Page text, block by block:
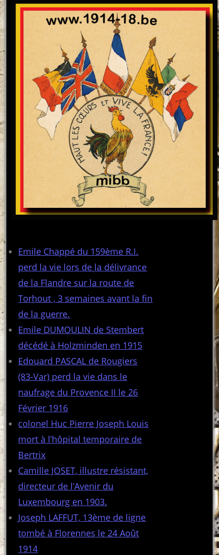
Emile Chappé du 159ème R.I.
perd la vie lors de la délivrance
de la Flandre sur la route de
Torhout , 3 semaines avant la fin
de la guerre.
Emile DUMOULIN de Stembert
décédé à Holzminden en 1915
Edouard PASCAL de Rougiers
(83-Var) perd la vie dans le
naufrage du Provence II le 26
Février 1916
colonel Huc Pierre Joseph Louis
mort à l’hôpital temporaire de
Bertrix
Camille JOSET, illustre résistant,
directeur de l’Avenir du
Luxembourg en 1903.
Joseph LAFFUT, 13ème de ligne
tombé à Florennes le 24 Août
1914